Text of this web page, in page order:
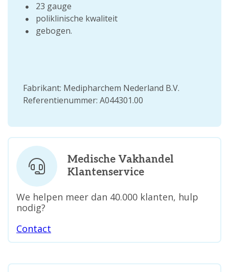
23 gauge
poliklinische kwaliteit
gebogen.
Fabrikant: Medipharchem Nederland B.V.
Referentienummer: A044301.00
Medische Vakhandel
Klantenservice
We helpen meer dan 40.000 klanten, hulp
nodig?
Contact